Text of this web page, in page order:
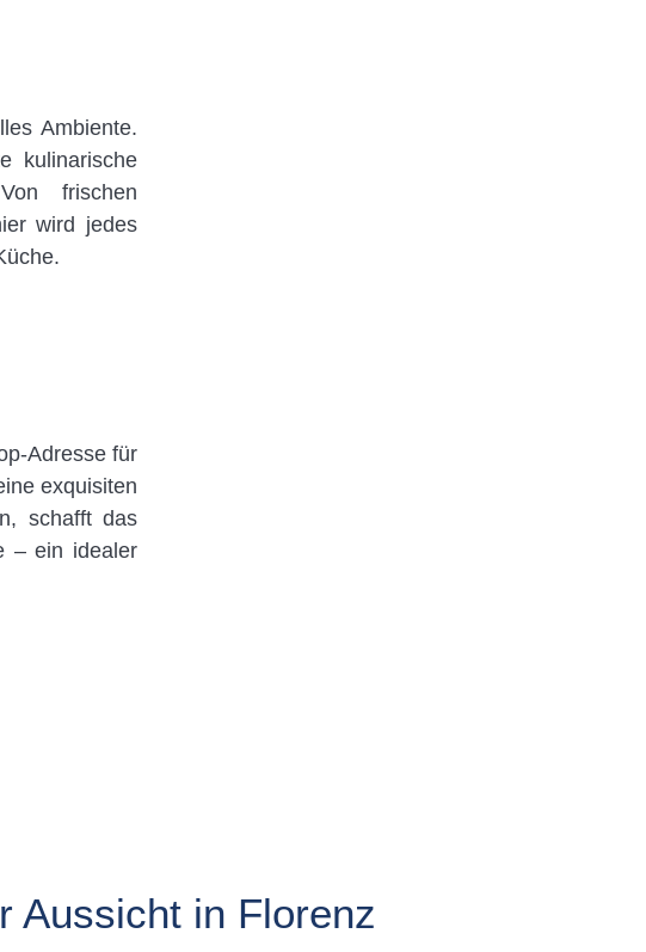
Ambiente.
kulinarische
frischen
wird jedes
Adresse für
exquisiten
schafft das
– ein idealer
Aussicht in Florenz